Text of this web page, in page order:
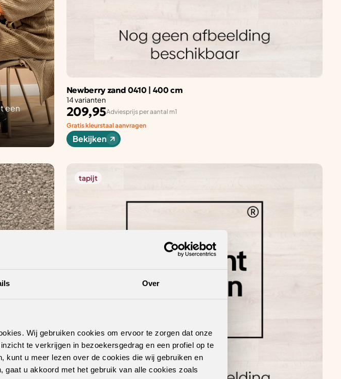
Over
Wij gebruiken cookies om ervoor te zorgen dat onze
te verkrijgen in bezoekersgedrag en een profiel op te
kunt u meer lezen over de cookies die wij gebruiken en
gaat u akkoord met het gebruik van alle cookies zoals
een
Newberry zand 0410 | 400 cm
14 varianten
209,95Adviesprijs per aantal m1
Gratis kleurstaal aanvragen
Bekijken
tapijt